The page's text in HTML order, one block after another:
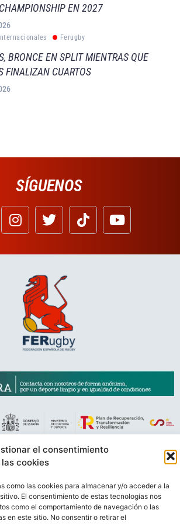
el consentimiento
las cookies
como las cookies para almacenar y/o acceder a la
El consentimiento de estas tecnologías nos
como el comportamiento de navegación o las
en este sitio. No consentir o retirar el
EN 2027
Ferugby
BRONCE EN SPLIT MIENTRAS QUE
FINALIZAN CUARTOS
SÍGUENOS
POLÍTICA DE PRIVACIDAD
CONTACTO
ESPAÑOLA DE RUGBY 2023.